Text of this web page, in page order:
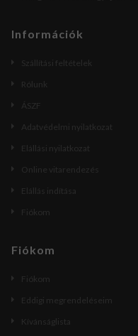
Információk
Szállítási feltételek
Rólunk
ÁSZF
Adatvédelmi nyilatkozat
Elállási nyilatkozat
Online vitarendezés
Elállás indítása
Fiókom
Fiókom
Fiókom
Eddigi megrendeléseim
Kívánságlista